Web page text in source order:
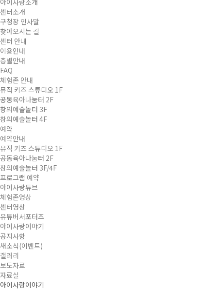
아이사랑소개
센터소개
구청장 인사말
찾아오시는 길
센터 안내
이용안내
층별안내
FAQ
체험존 안내
뮤직 키즈 스튜디오 1F
공동육아나눔터 2F
창의예술놀터 3F
창의예술놀터 4F
예약
예약안내
뮤직 키즈 스튜디오 1F
공동육아나눔터 2F
창의예술놀터 3F/4F
프로그램 예약
아이사랑튜브
체험존영상
센터영상
유튜버서포터즈
아이사랑이야기
공지사항
새소식(이벤트)
갤러리
보도자료
자료실
아이사랑이야기